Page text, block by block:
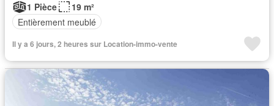
1 Pièce
19 m²
Entièrement meublé
Il y a 6 jours, 2 heures sur Location-immo-vente